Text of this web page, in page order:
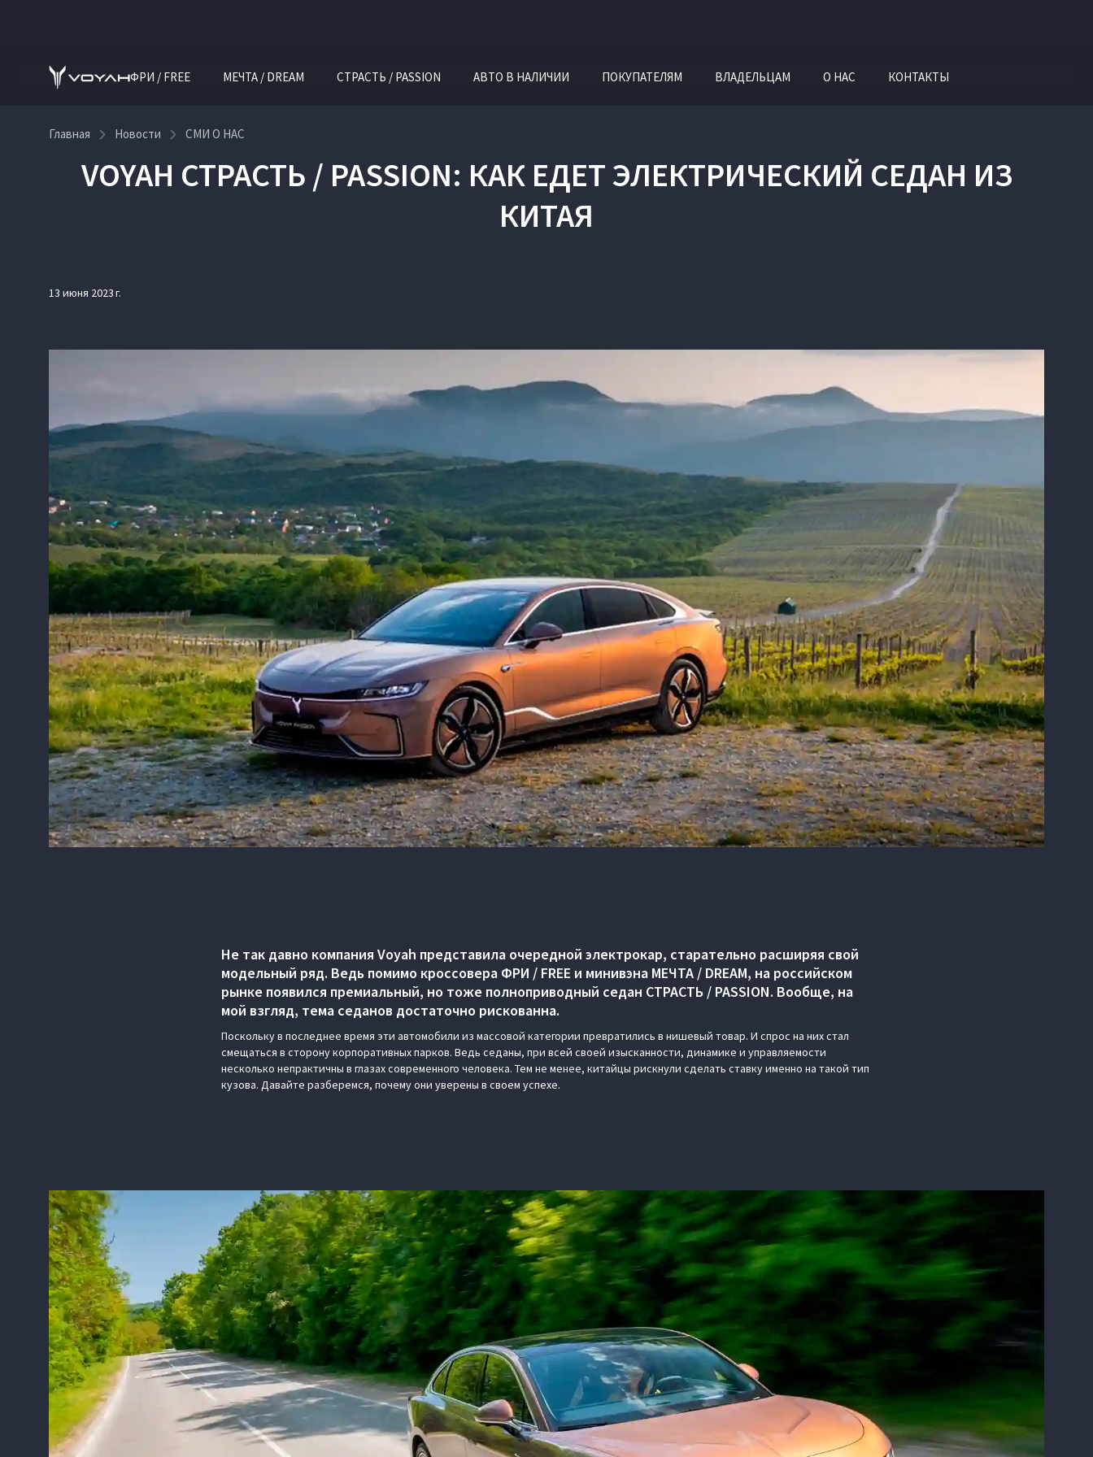
ФРИ / FREE МЕЧТА / DREAM СТРАСТЬ / PASSION АВТО В НАЛИЧИИ ПОКУПАТЕЛЯМ ВЛАДЕЛЬЦАМ О НАС КОНТАКТЫ
Главная Новости СМИ О НАС
VOYAH СТРАСТЬ / PASSION: КАК ЕДЕТ ЭЛЕКТРИЧЕСКИЙ СЕДАН ИЗ
КИТАЯ
13 июня 2023 г.
Не так давно компания Voyah представила очередной электрокар, старательно расширяя свой
модельный ряд. Ведь помимо кроссовера ФРИ / FREE и минивэна МЕЧТА / DREAM, на российском
рынке появился премиальный, но тоже полноприводный седан СТРАСТЬ / PASSION. Вообще, на
мой взгляд, тема седанов достаточно рискованна.
Поскольку в последнее время эти автомобили из массовой категории превратились в нишевый товар. И спрос на них стал
смещаться в сторону корпоративных парков. Ведь седаны, при всей своей изысканности, динамике и управляемости
несколько непрактичны в глазах современного человека. Тем не менее, китайцы рискнули сделать ставку именно на такой тип
кузова. Давайте разберемся, почему они уверены в своем успехе.